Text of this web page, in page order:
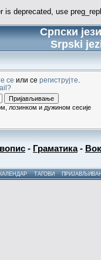
is deprecated, use
Српски
Srpski
се или се региструјте
лозинком и дужином сесије
- Граматика-
ТАГОВИ